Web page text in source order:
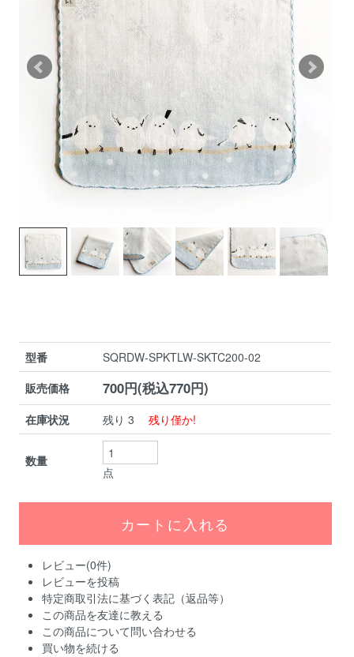
型番
SQRDW-SPKTLW-SKTC200-02
販売価格
700円(税込770円)
在庫状況 残り 3残り僅か!
数量
点
レビュー(0件)
レビューを投稿
特定商取引法に基づく表記（返品等）
この商品を友達に教える
この商品について問い合わせる
買い物を続ける